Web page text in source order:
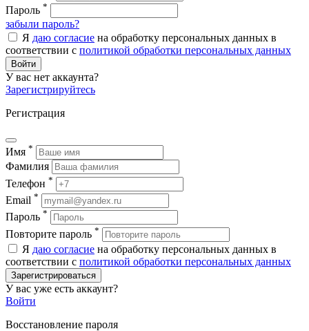
Пароль *
забыли пароль?
Я даю согласие на обработку персональных данных в
соответствии с политикой обработки персональных данных
Войти
У вас нет аккаунта?
Зарегистрируйтесь
Регистрация
Имя *
Фамилия
Телефон *
Email *
Пароль *
Повторите пароль *
Я даю согласие на обработку персональных данных в
соответствии с политикой обработки персональных данных
Зарегистрироваться
У вас уже есть аккаунт?
Войти
Восстановление пароля